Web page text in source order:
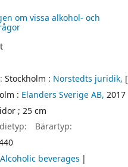
om vissa alkohol- och
Stockholm : Norstedts juridik,
: Elanders Sverige AB, 2017
; 25 cm
Bärartyp:
Alcoholic beverages